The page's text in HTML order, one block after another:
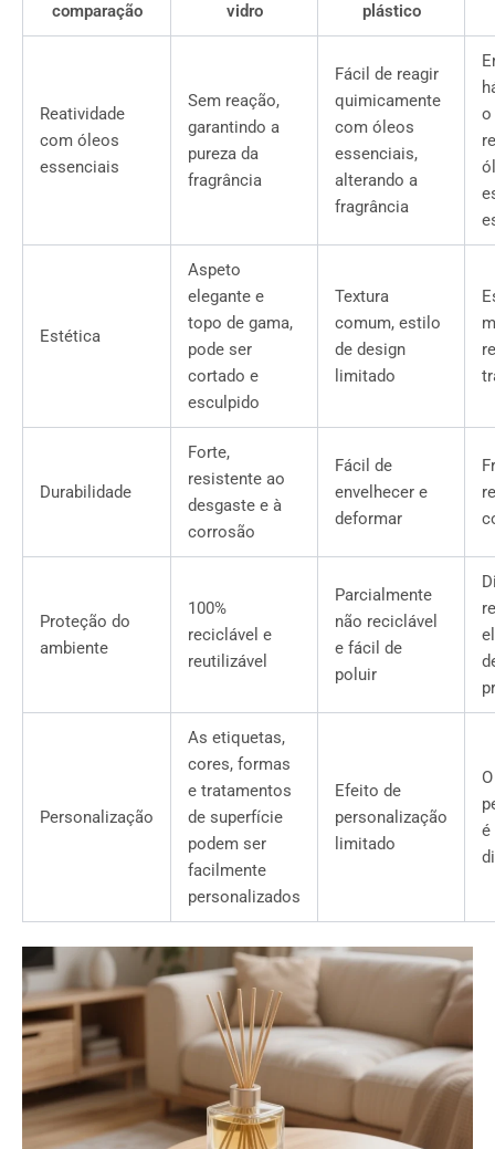
comparação
vidro
plástico
Reatividade
com óleos
essenciais
Sem reação,
garantindo a
pureza da
fragrância
Fácil de reagir
quimicamente
com óleos
essenciais,
alterando a
fragrância
o
Estética
Aspeto
elegante e
topo de gama,
pode ser
cortado e
esculpido
Textura
comum, estilo
de design
limitado
Durabilidade
Forte,
resistente ao
desgaste e à
corrosão
Fácil de
envelhecer e
deformar
Proteção do
ambiente
100%
reciclável e
reutilizável
Parcialmente
não reciclável
e fácil de
poluir
Personalização
As etiquetas,
cores, formas
e tratamentos
de superfície
podem ser
facilmente
personalizados
Efeito de
personalização
limitado
é